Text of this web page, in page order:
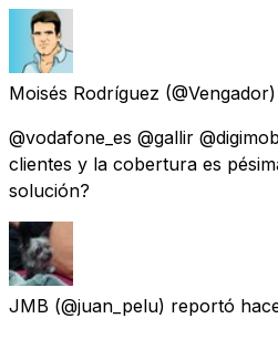
Moisés Rodríguez
@vodafone_es @gallir
clientes y la cobertura es
solución?
JMB (@juan_pelu) reportó